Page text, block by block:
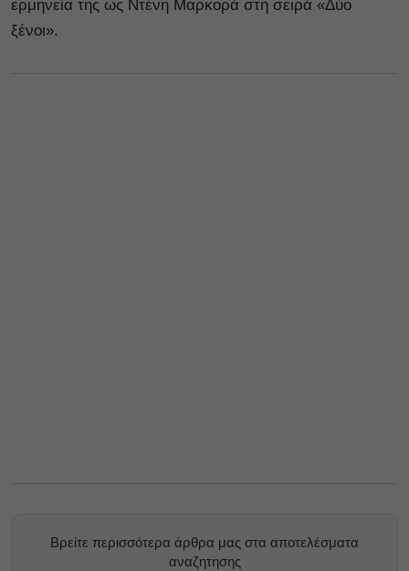
ερμηνεία της ως Ντένη Μαρκορά στη σειρά «Δύο
ξένοι».
Βρείτε περισσότερα άρθρα μας στα αποτελέσματα
αναζητησης